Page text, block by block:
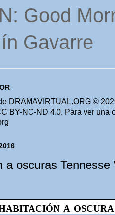
Good
Gavarre
DRAMAVIRTUAL.ORG ©
BY-NC-ND 4.0. Para ver una
a oscuras Tennesse
a